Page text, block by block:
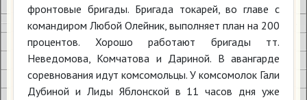
фронтовые бригады. Бригада токарей, во главе с
командиром Любой Олейник, выполняет план на 200
процентов. Хорошо работают бригады тт.
Неведомова, Комчатова и Дариной. В авангарде
соревнования идут комсомольцы. У комсомолок Гали
Дубиной и Лиды Яблонской в 11 часов дня уже